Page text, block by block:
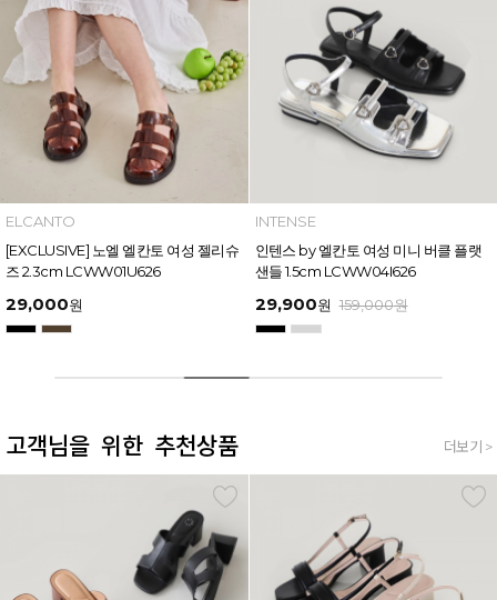
INTENSE
인텐스 by 엘칸토 여성 미니 버클 플랫
샌들 1.5cm LCWW04I626
29,900원
MAZZ
마쯔 by 엘칸토 여성 링크 장식 플랫폼
샌들 6cm LCWW50M626
54,400원 169,000원
고객님을 위한 추천상품 더보기 >